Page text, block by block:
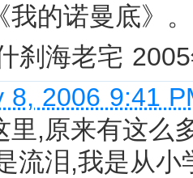
的诺曼底》。
刹海老宅
8, 2006 9:41
里,原来有这么
流泪,我是从